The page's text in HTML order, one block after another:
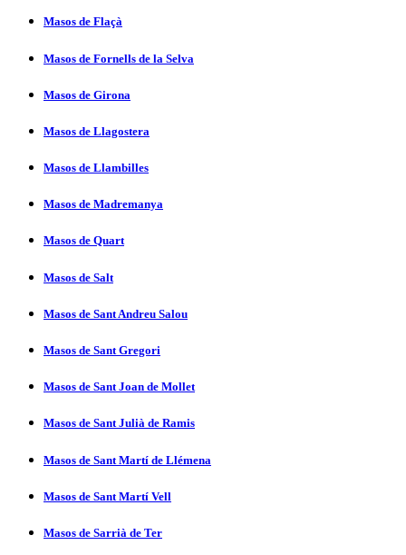
Masos de Flaçà
Masos de Fornells de la Selva
Masos de Girona
Masos de Llagostera
Masos de Llambilles
Masos de Madremanya
Masos de Quart
Masos de Salt
Masos de Sant Andreu Salou
Masos de Sant Gregori
Masos de Sant Joan de Mollet
Masos de Sant Julià de Ramis
Masos de Sant Martí­ de Llémena
Masos de Sant Martí­ Vell
Masos de Sarrià de Ter